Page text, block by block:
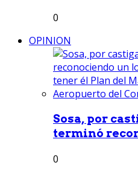
0
OPINION
Sosa, por
terminó
0